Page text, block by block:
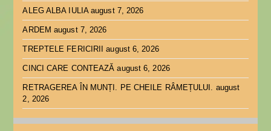
ALEG ALBA IULIA august 7, 2026
ARDEM august 7, 2026
TREPTELE FERICIRII august 6, 2026
CINCI CARE CONTEAZĂ august 6, 2026
RETRAGEREA ÎN MUNȚI. PE CHEILE RÂMEȚULUI. august
2, 2026